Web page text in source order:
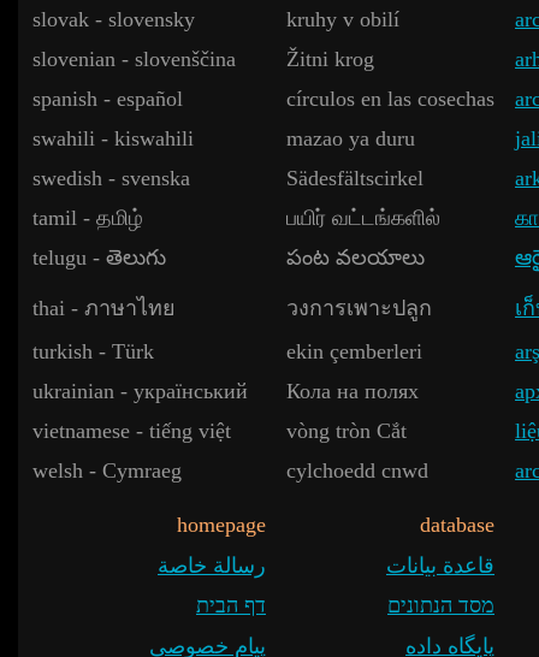
slovak - slovensky
kruhy v obilí
slovenian - slovenščina
Žitni krog
spanish - español
círculos en las cosechas
swahili - kiswahili
mazao ya duru
swedish - svenska
Sädesfältscirkel
tamil - தமிழ்
பயிர் வட்டங்களில்
telugu - తెలుగు
పంట వలయాలు
thai - ภาษาไทย วงการเพาะปลูก
เ
turkish - Türk
ekin çemberleri
ukrainian - український
Кола на полях
vietnamese - tiếng việt
vòng tròn Cắt
welsh - Cymraeg
cylchoedd cnwd
homepage
database
رسالة خاصة
قاعدة بيانات
דף הבית
מסד הנתונים
پیام خصوصی
پایگاه داده